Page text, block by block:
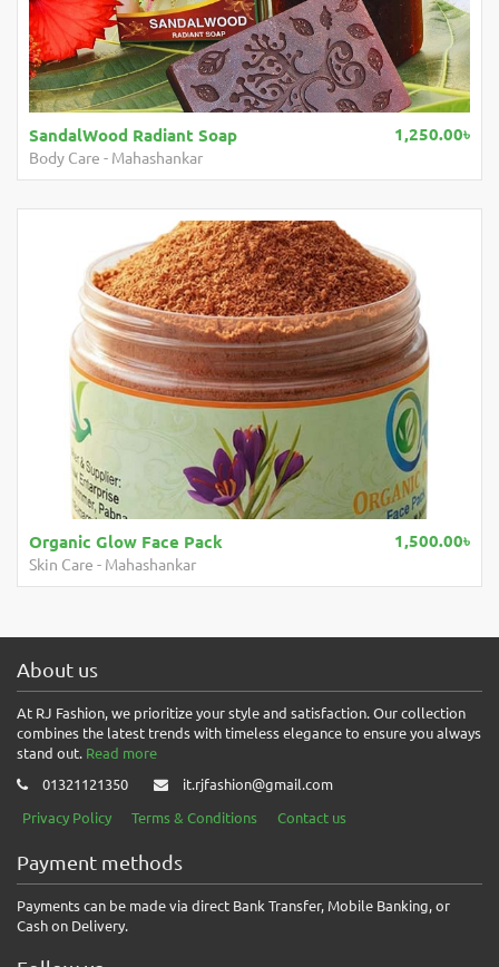
1,250.00৳
SandalWood Radiant Soap
Body Care- Mahashankar
1,500.00৳
Organic Glow Face Pack
Skin Care- Mahashankar
About us
At RJ Fashion, we prioritize your style and satisfaction. Our collection
combines the latest trends with timeless elegance to ensure you always
stand out. Read more
01321121350
it.rjfashion@gmail.com
Privacy Policy
Terms & Conditions Contact us
Payment methods
Payments can be made via direct Bank Transfer, Mobile Banking, or
Cash on Delivery.